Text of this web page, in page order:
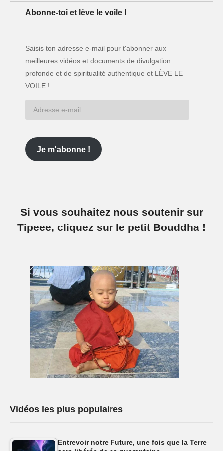
Abonne-toi et lève le voile !
Saisis ton adresse e-mail pour t'abonner aux
meilleures vidéos et documents de divulgation
profonde et de spiritualité authentique et LÈVE LE
VOILE !
Je m'abonne !
Si vous souhaitez nous soutenir sur
Tipeee, cliquez sur le petit Bouddha !
Vidéos les plus populaires
Entrevoir notre Future, une fois que la Terre